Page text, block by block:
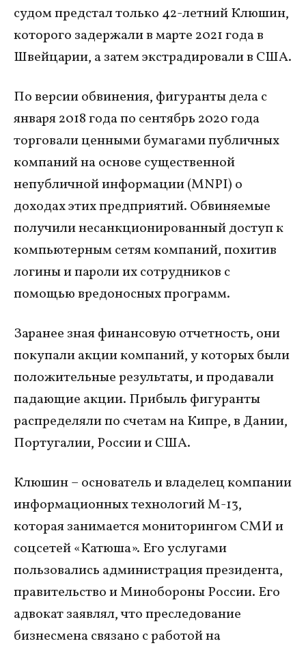
судом предстал только 42-летний Клюшин,
которого задержали в марте 2021 года в
Швейцарии, а затем экстрадировали в США.
По версии обвинения, фигуранты дела с
января 2018 года по сентябрь 2020 года
торговали ценными бумагами публичных
компаний на основе существенной
непубличной информации (MNPI) о
доходах этих предприятий. Обвиняемые
получили несанкционированный доступ к
компьютерным сетям компаний, похитив
логины и пароли их сотрудников с
помощью вредоносных программ.
Заранее зная финансовую отчетность, они
покупали акции компаний, у которых были
положительные результаты, и продавали
падающие акции. Прибыль фигуранты
распределяли по счетам на Кипре, в Дании,
Португалии, России и США.
Клюшин – основатель и владелец компании
информационных технологий М-13,
которая занимается мониторингом СМИ и
соцсетей «Катюша». Его услугами
пользовались администрация президента,
правительство и Минобороны России. Его
адвокат заявлял, что преследование
бизнесмена связано с работой на